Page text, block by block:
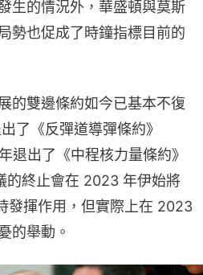
生的情況外，華盛頓與莫斯
勢也促成了時鐘指標目前的
的雙邊條約如今已基本不復
了《反彈道導彈條約》
退出了《中程核力量條約》
的終止會在 2023 年伊始將
發揮作用，但實際上在 2023
的舉動。